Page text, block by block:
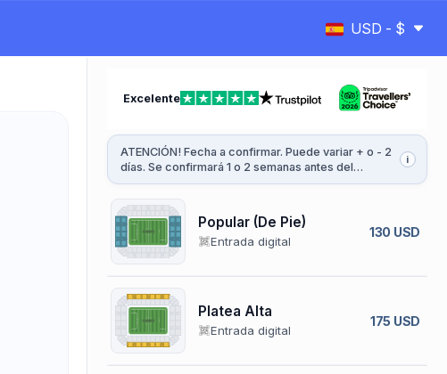
USD - $
Excelente
ATENCIÓN! Fecha a confirmar. Puede variar + o - 2
días. Se confirmará 1 o 2 semanas antes del
partido.
i
Popular (De Pie)
Entrada digital
130 USD
Platea Alta
Entrada digital
175 USD